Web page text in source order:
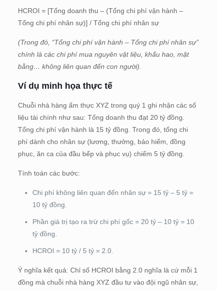
HCROI = [Tổng doanh thu – (Tổng chi phí vận hành –
Tổng chi phí nhân sự)] / Tổng chi phí nhân sự
(Trong đó, “Tổng chi phí vận hành – Tổng chi phí nhân sự”
chính là các chi phí mua nguyên vật liệu, khấu hao, mặt
bằng… không liên quan đến con người).
Ví dụ minh họa thực tế
Chuỗi nhà hàng ẩm thực XYZ trong quý 1 ghi nhận các số
liệu tài chính như sau: Tổng doanh thu đạt 20 tỷ đồng.
Tổng chi phí vận hành là 15 tỷ đồng. Trong đó, tổng chi
phí dành cho nhân sự (lương, thưởng, bảo hiểm, đồng
phục, ăn ca của đầu bếp và phục vụ) chiếm 5 tỷ đồng.
Tính toán các bước:
Chi phí không liên quan đến nhân sự = 15 tỷ – 5 tỷ =
10 tỷ đồng.
Phần giá trị tạo ra trừ chi phí gốc = 20 tỷ – 10 tỷ = 10
tỷ đồng.
HCROI = 10 tỷ / 5 tỷ = 2.0.
Ý nghĩa kết quả: Chỉ số HCROI bằng 2.0 nghĩa là cứ mỗi 1
đồng mà chuỗi nhà hàng XYZ đầu tư vào đội ngũ nhân sự,